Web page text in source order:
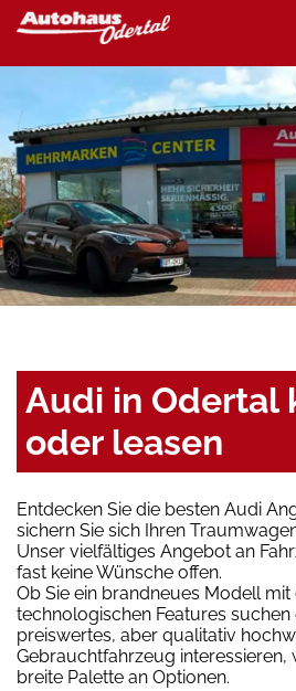
Audi in Odertal
oder leasen
Entdecken Sie die besten Audi
sichern Sie sich Ihren
Unser vielfältiges Angebot an
fast keine Wünsche offen.
Ob Sie ein brandneues Modell
technologischen Features
preiswertes, aber qualitativ
Gebrauchtfahrzeug interessieren,
breite Palette an Optionen.